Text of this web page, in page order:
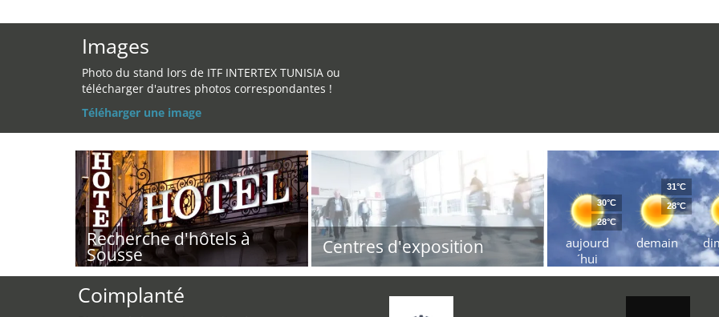
Images
Photo du stand lors de ITF INTERTEX TUNISIA ou
télécharger d'autres photos correspondantes !
Téléharger une image
Recherche d'hôtels à
Sousse Centres d'exposition
aujourd
´hui
30°C
28°C
demain
31°C
28°C
Coimplanté